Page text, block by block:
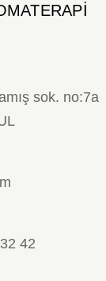
sok. no:7a
42